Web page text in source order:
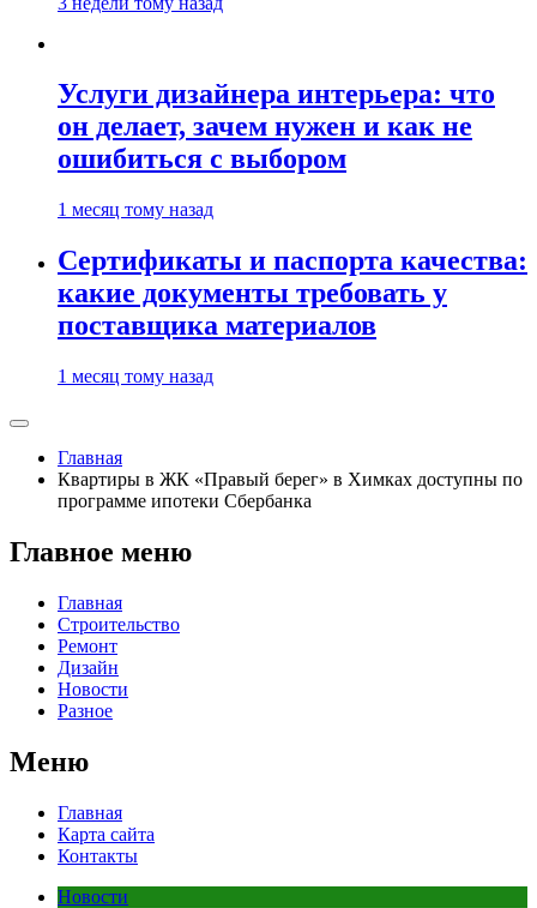
Услуги дизайнера интерьера: что
он делает, зачем нужен и как не
ошибиться с выбором
1 месяц тому назад
Сертификаты и паспорта качества:
какие документы требовать у
поставщика материалов
1 месяц тому назад
Главная
Квартиры в ЖК «Правый берег» в Химках доступны по
программе ипотеки Сбербанка
Главное меню
Главная
Строительство
Ремонт
Дизайн
Новости
Разное
Меню
Главная
Карта сайта
Контакты
Новости